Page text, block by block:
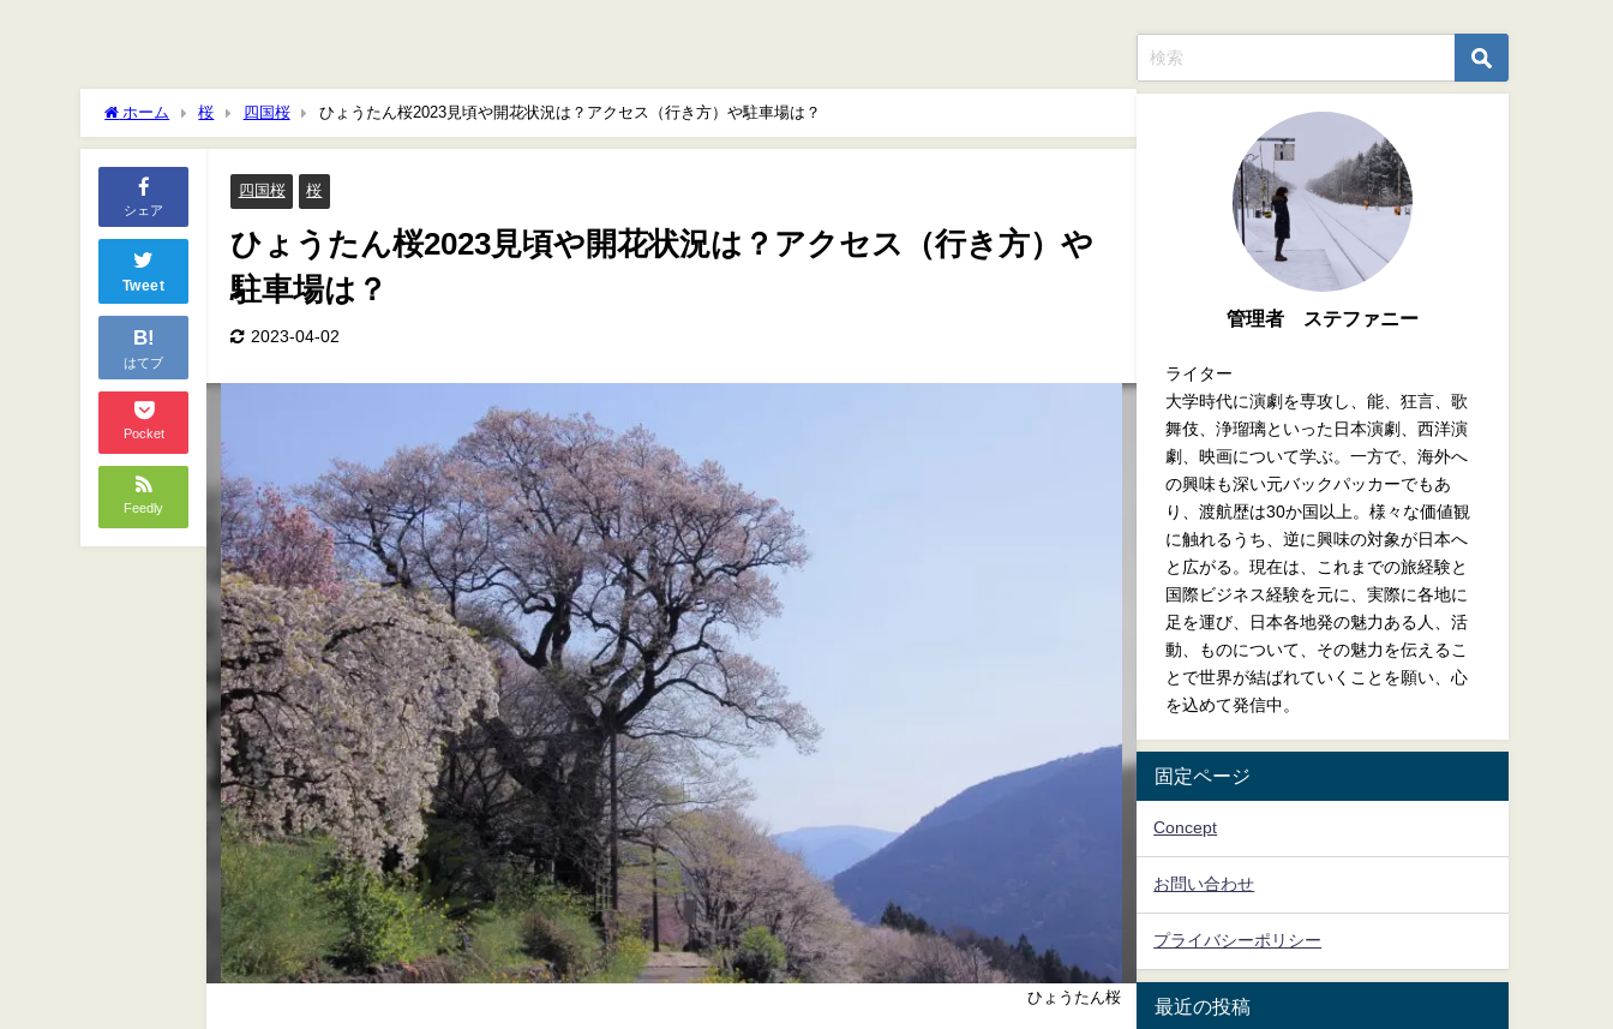
ホーム 桜 四国桜 ひょうたん桜2023見頃や開花状況は？アクセス（行き方）や駐車場は？
シェア
Tweet
B!
はてブ
Pocket
Feedly
四国桜 桜
ひょうたん桜2023見頃や開花状況は？アクセス（行き方）や
駐車場は？
2023-04-02
ひょうたん桜
管理者 ステファニー
ライター
大学時代に演劇を専攻し、能、狂言、歌
舞伎、浄瑠璃といった日本演劇、西洋演
劇、映画について学ぶ。一方で、海外へ
の興味も深い元バックパッカーでもあ
り、渡航歴は30か国以上。様々な価値観
に触れるうち、逆に興味の対象が日本へ
と広がる。現在は、これまでの旅経験と
国際ビジネス経験を元に、実際に各地に
足を運び、日本各地発の魅力ある人、活
動、ものについて、その魅力を伝えるこ
とで世界が結ばれていくことを願い、心
を込めて発信中。
固定ページ
Concept
お問い合わせ
プライバシーポリシー
最近の投稿